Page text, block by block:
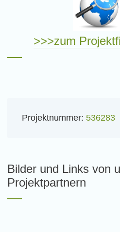
>>>zum
Projektnummer: 536283
Bilder und Links von
Projektpartnern